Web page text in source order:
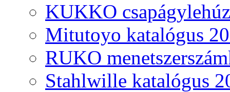
KUKKO
Mitutoyo katalógus
RUKO
Stahlwille katalógus